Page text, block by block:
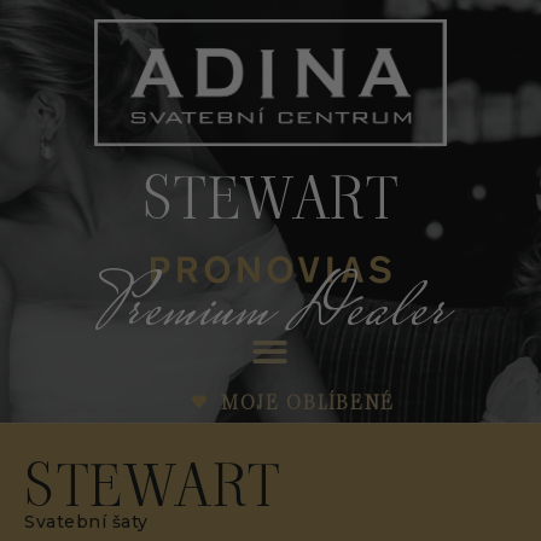
STEWART
Premium Dealer
MOJE OBLÍBENÉ
STEWART
Svatební šaty